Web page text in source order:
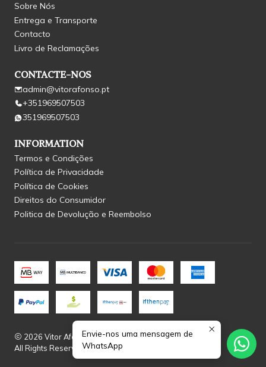
Sobre Nós
Entrega e Transporte
Contacto
Livro de Reclamações
CONTACTE-NOS
admin@vitorafonso.pt
+351969507503
351969507503
INFORMATION
Termos e Condições
Política de Privacidade
Política de Cookies
Direitos do Consumidor
Politica de Devolução e Reembolso
2026 Vitor Afonso.
All Rights Reserved.Powered by Jumpseller
Envie-nos uma mensagem de
WhatsApp